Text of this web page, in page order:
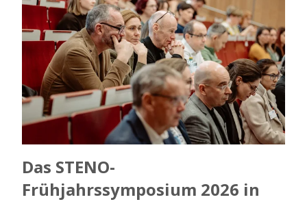
Das STENO-
Frühjahrssymposium 2026 in